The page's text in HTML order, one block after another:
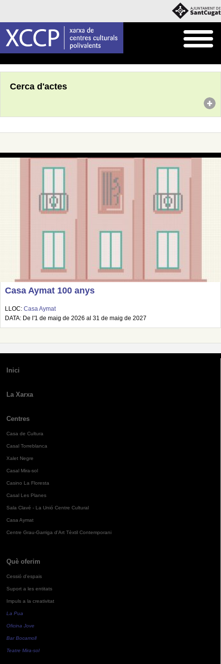
Cerca d'actes
Casa Aymat 100 anys
LLOC: Casa Aymat
DATA: De l'1 de maig de 2026 al 31 de maig de 2027
Inici
La Xarxa
Centres
Casa de Cultura
Casal Torreblanca
Xalet Negre
Casal Mira-sol
Casino La Floresta
Casal Les Planes
Sala Clavé - La Unió Centre Cultural
Casa Aymat
Centre Grau-Garriga d'Art Tèxtil Contemporani
Què oferim
Cessió d'espais
Suport a les entitats
Impuls a la creativitat
La Pua
Oficina Jove
Bar Bocamoll
Teatre Mira-sol